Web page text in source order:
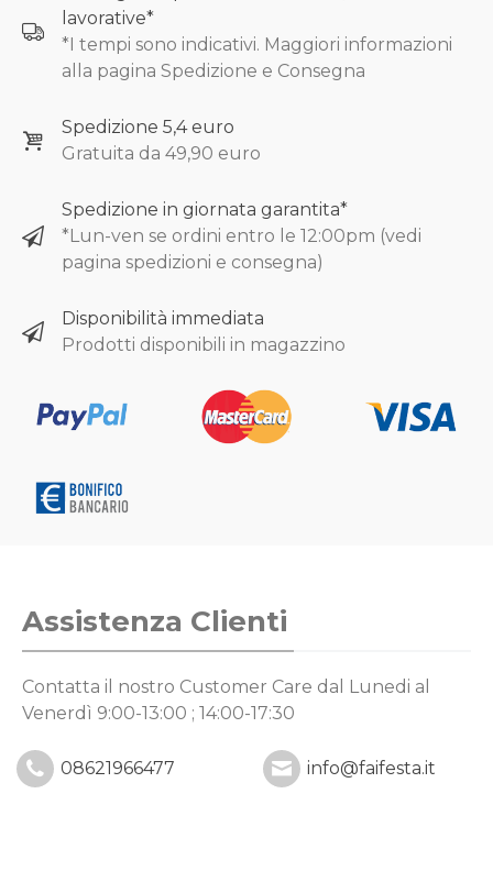
lavorative*
*I tempi sono indicativi. Maggiori informazioni
alla pagina Spedizione e Consegna
Spedizione 5,4 euro
Gratuita da 49,90 euro
Spedizione in giornata garantita*
*Lun-ven se ordini entro le 12:00pm (vedi
pagina spedizioni e consegna)
Disponibilità immediata
Prodotti disponibili in magazzino
Assistenza Clienti
Contatta il nostro Customer Care dal Lunedi al
Venerdì 9:00-13:00 ; 14:00-17:30
08621966477 info@faifesta.it